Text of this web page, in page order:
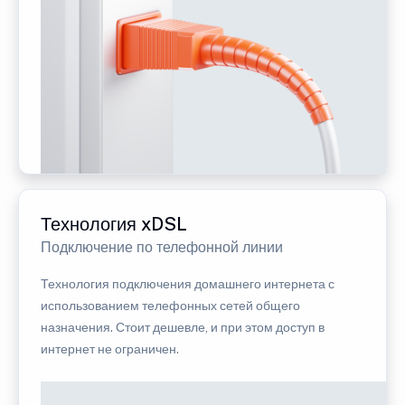
Технология xDSL
Подключение по телефонной линии
Технология подключения домашнего интернета с
использованием телефонных сетей общего
назначения. Стоит дешевле, и при этом доступ в
интернет не ограничен.